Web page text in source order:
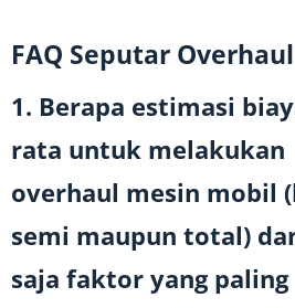
FAQ Seputar
1. Berapa estimasi
rata untuk melakukan
overhaul mesin mobil
semi maupun total)
saja faktor yang paling